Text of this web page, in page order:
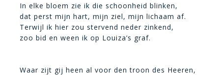
In elke bloem zie ik die schoonheid blinken,
dat perst mijn hart, mijn ziel, mijn lichaam af.
Terwijl ik hier zou stervend neder zinkend,
zoo bid en ween ik op Louiza’s graf.
Waar zijt gij heen al voor den troon des Heeren,